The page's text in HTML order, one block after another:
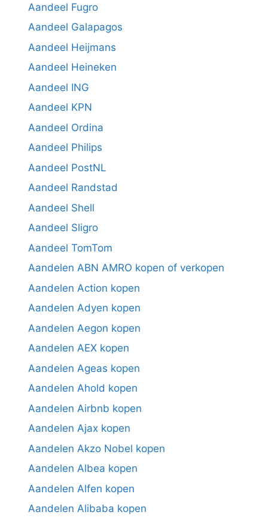
Aandeel Fugro
Aandeel Galapagos
Aandeel Heijmans
Aandeel Heineken
Aandeel ING
Aandeel KPN
Aandeel Ordina
Aandeel Philips
Aandeel PostNL
Aandeel Randstad
Aandeel Shell
Aandeel Sligro
Aandeel TomTom
Aandelen ABN AMRO kopen of verkopen
Aandelen Action kopen
Aandelen Adyen kopen
Aandelen Aegon kopen
Aandelen AEX kopen
Aandelen Ageas kopen
Aandelen Ahold kopen
Aandelen Airbnb kopen
Aandelen Ajax kopen
Aandelen Akzo Nobel kopen
Aandelen Albea kopen
Aandelen Alfen kopen
Aandelen Alibaba kopen